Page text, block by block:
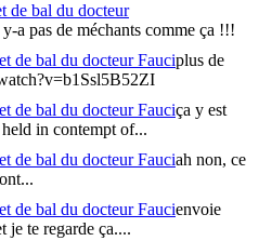
de bal du docteur
a pas de méchants comme ça !!!
de bal du docteur Fauciplus de
de bal du docteur Fauciça y est
in contempt of...
de bal du docteur Fauciah non, ce
de bal du docteur Faucienvoie
je te regarde ça....